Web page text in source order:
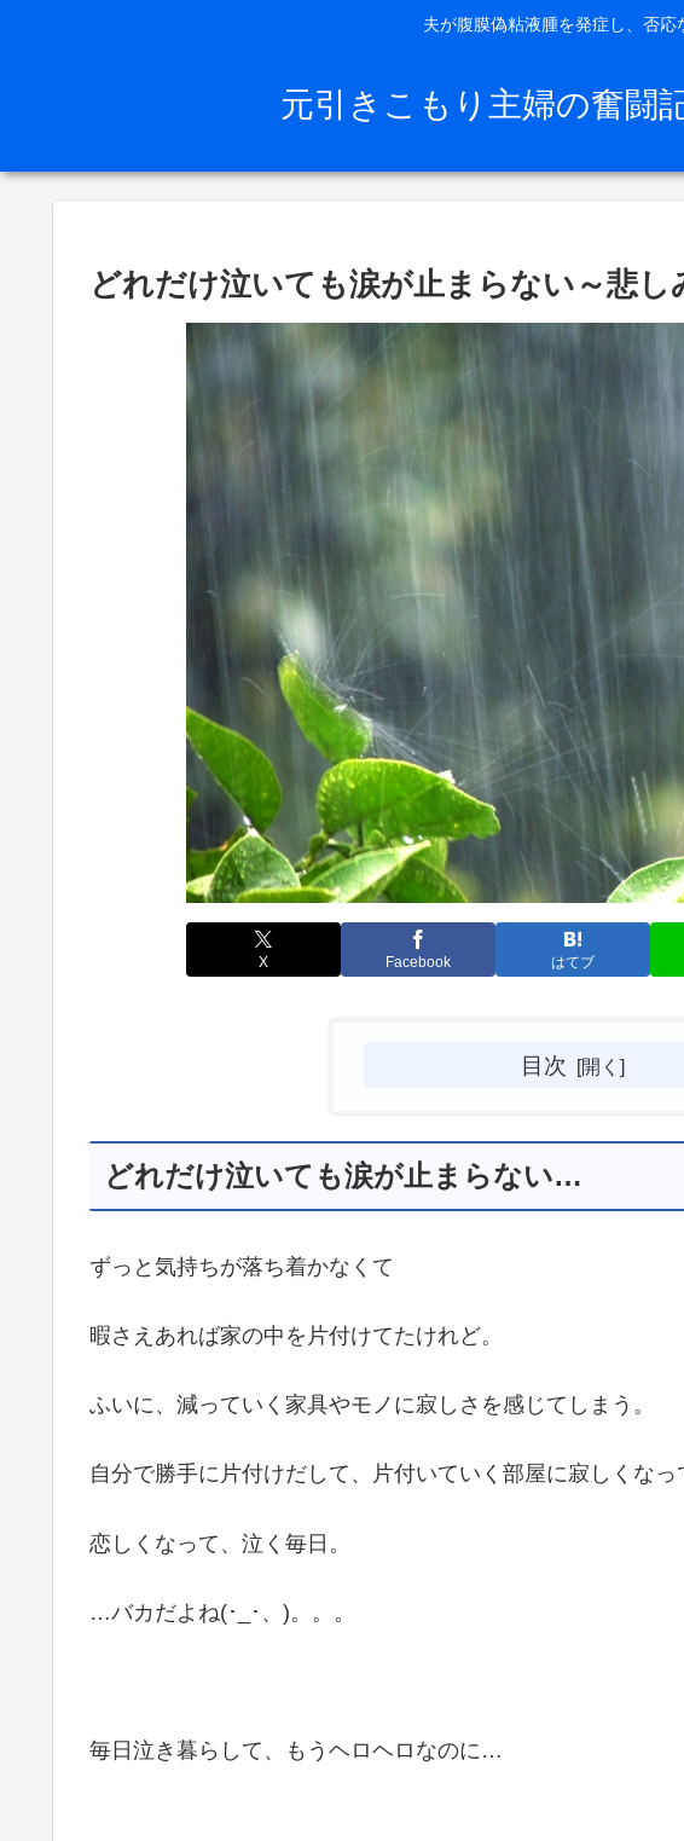
夫が腹膜偽粘液腫を発症し、否応
元引きこもり主婦の奮闘
どれだけ泣いても涙が止まらない～悲
X Facebook はてブ
目次
どれだけ泣いても涙が止まらない…
ずっと気持ちが落ち着かなくて
暇さえあれば家の中を片付けてたけれど。
ふいに、減っていく家具やモノに寂しさを感じてしまう。
自分で勝手に片付けだして、片付いていく部屋に寂しくなっ
恋しくなって、泣く毎日。
…バカだよね(･_･、)。。。
毎日泣き暮らして、もうヘロヘロなのに…